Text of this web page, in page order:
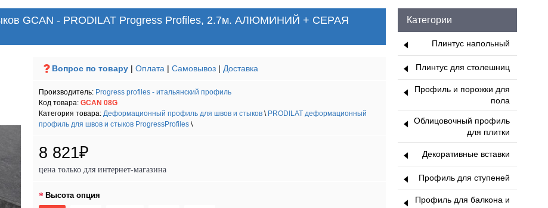
Категории
Плинтус напольный
Плинтус для столешниц
Профиль и порожки для
пола
Облицовочный профиль
для плитки
Декоративные вставки
Профиль для ступеней
Профиль для балкона и
GCAN - PRODILAT Progress Profiles, 2.7м. АЛЮМИНИЙ + СЕРАЯ
Вопрос по товару | Оплата | Самовывоз | Доставка
Производитель: Progress profiles - итальянский профиль
Код товара: GCAN 08G
Категория товара: Деформационный профиль для швов и стыков \ PRODILAT деформационный
профиль для швов и стыков ProgressProfiles \
8 821₽
цена только для интернет-магазина
Высота опция